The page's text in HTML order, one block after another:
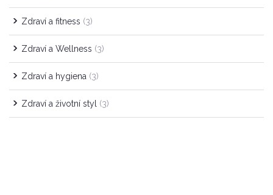
Zdraví a fitness (3)
Zdraví a Wellness (3)
Zdraví a hygiena (3)
Zdraví a životní styl (3)